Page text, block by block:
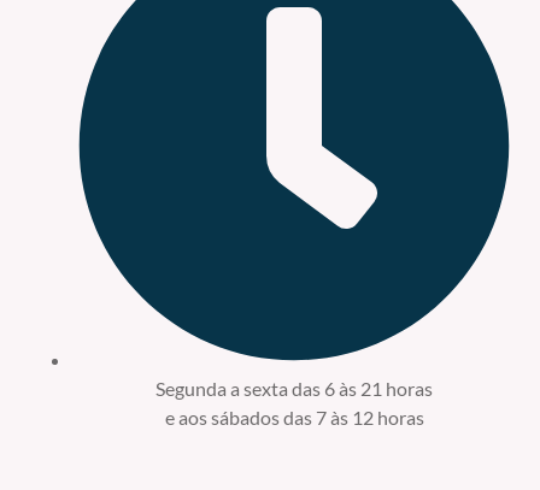
Segunda a sexta das 6 às 21 horas
e aos sábados das 7 às 12 horas